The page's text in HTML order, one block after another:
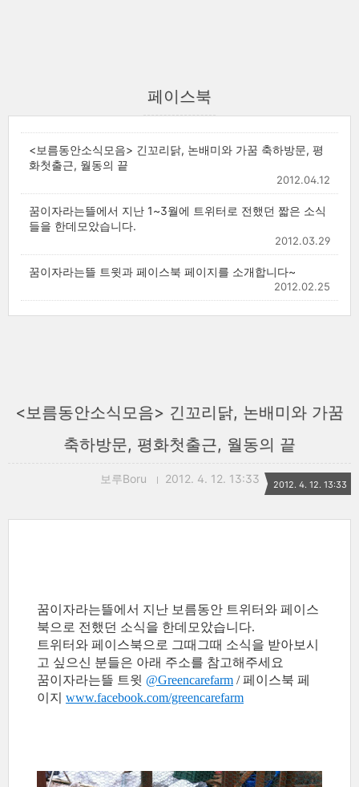
페이스북
<보름동안소식모음> 긴꼬리닭, 논배미와 가꿈 축하방문, 평
화첫출근, 월동의 끝
2012.04.12
꿈이자라는뜰에서 지난 1~3월에 트위터로 전했던 짧은 소식
들을 한데모았습니다.
2012.03.29
꿈이자라는뜰 트윗과 페이스북 페이지를 소개합니다~
2012.02.25
<보름동안소식모음> 긴꼬리닭, 논배미와 가꿈
축하방문, 평화첫출근, 월동의 끝
보루Boru 2012. 4. 12. 13:33 2012. 4. 12. 13:33
꿈이자라는뜰에서 지난 보름동안 트위터와 페이스
북으로 전했던 소식을 한데모았습니다.
트위터와 페이스북으로 그때그때 소식을 받아보시
고 싶으신 분들은 아래 주소를 참고해주세요
꿈이자라는뜰 트윗 @Greencarefarm / 페이스북 페
이지 www.facebook.com/greencarefarm